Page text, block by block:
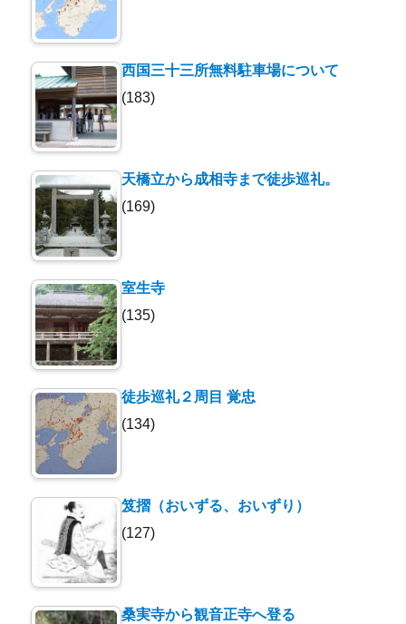
西国三十三所無料駐車場について
(183)
天橋立から成相寺まで徒歩巡礼。
(169)
室生寺
(135)
徒歩巡礼２周目 覚忠
(134)
笈摺（おいずる、おいずり）
(127)
桑実寺から観音正寺へ登る